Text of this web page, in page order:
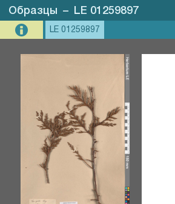
Образцы – LE 01259897
LE 01259897